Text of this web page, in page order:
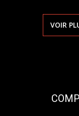
Chauffage
VOIR